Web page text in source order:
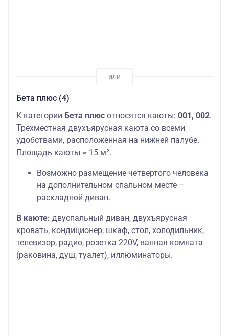
Бета плюс (4)
К категории Бета плюс относятся каюты: 001, 002.
Трехместная двухъярусная каюта со всеми
удобствами, расположенная на нижней палубе.
Площадь каюты ≈ 15 м².
Возможно размещение четвертого человека
на дополнительном спальном месте –
раскладной диван.
В каюте: двуспальный диван, двухъярусная
кровать, кондиционер, шкаф, стол, холодильник,
телевизор, радио, розетка 220V, ванная комната
(раковина, душ, туалет), иллюминаторы.